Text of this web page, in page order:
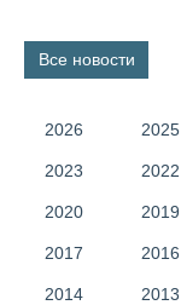
Все новости
2026 2025
2023 2022
2020 2019
2017 2016
2014 2013